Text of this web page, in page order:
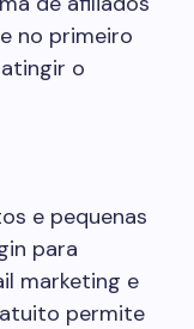
no primeiro
o
e pequenas
para
marketing e
permite